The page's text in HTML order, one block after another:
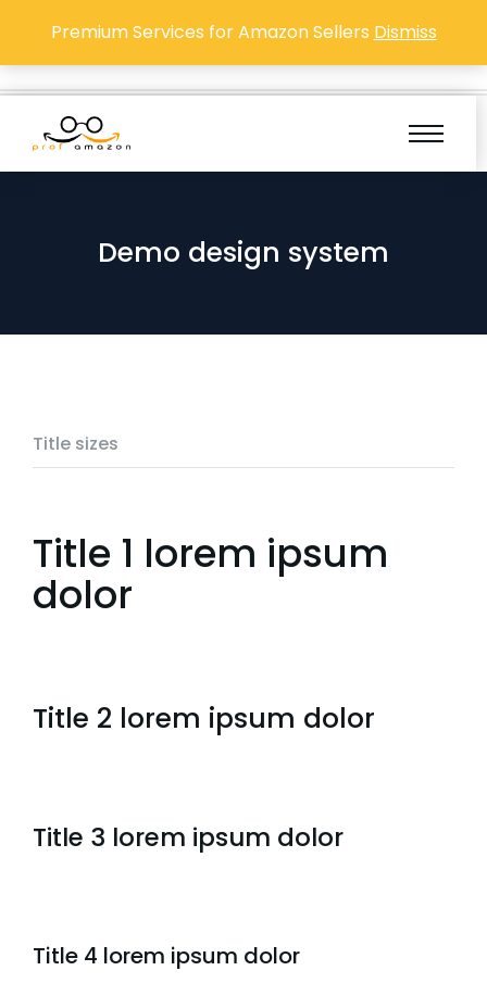
Premium Services for Amazon Sellers Dismiss
Demo design system
Demo design system
Title sizes
Title 1 lorem ipsum
dolor
Title 2 lorem ipsum dolor
Title 3 lorem ipsum dolor
Title 4 lorem ipsum dolor